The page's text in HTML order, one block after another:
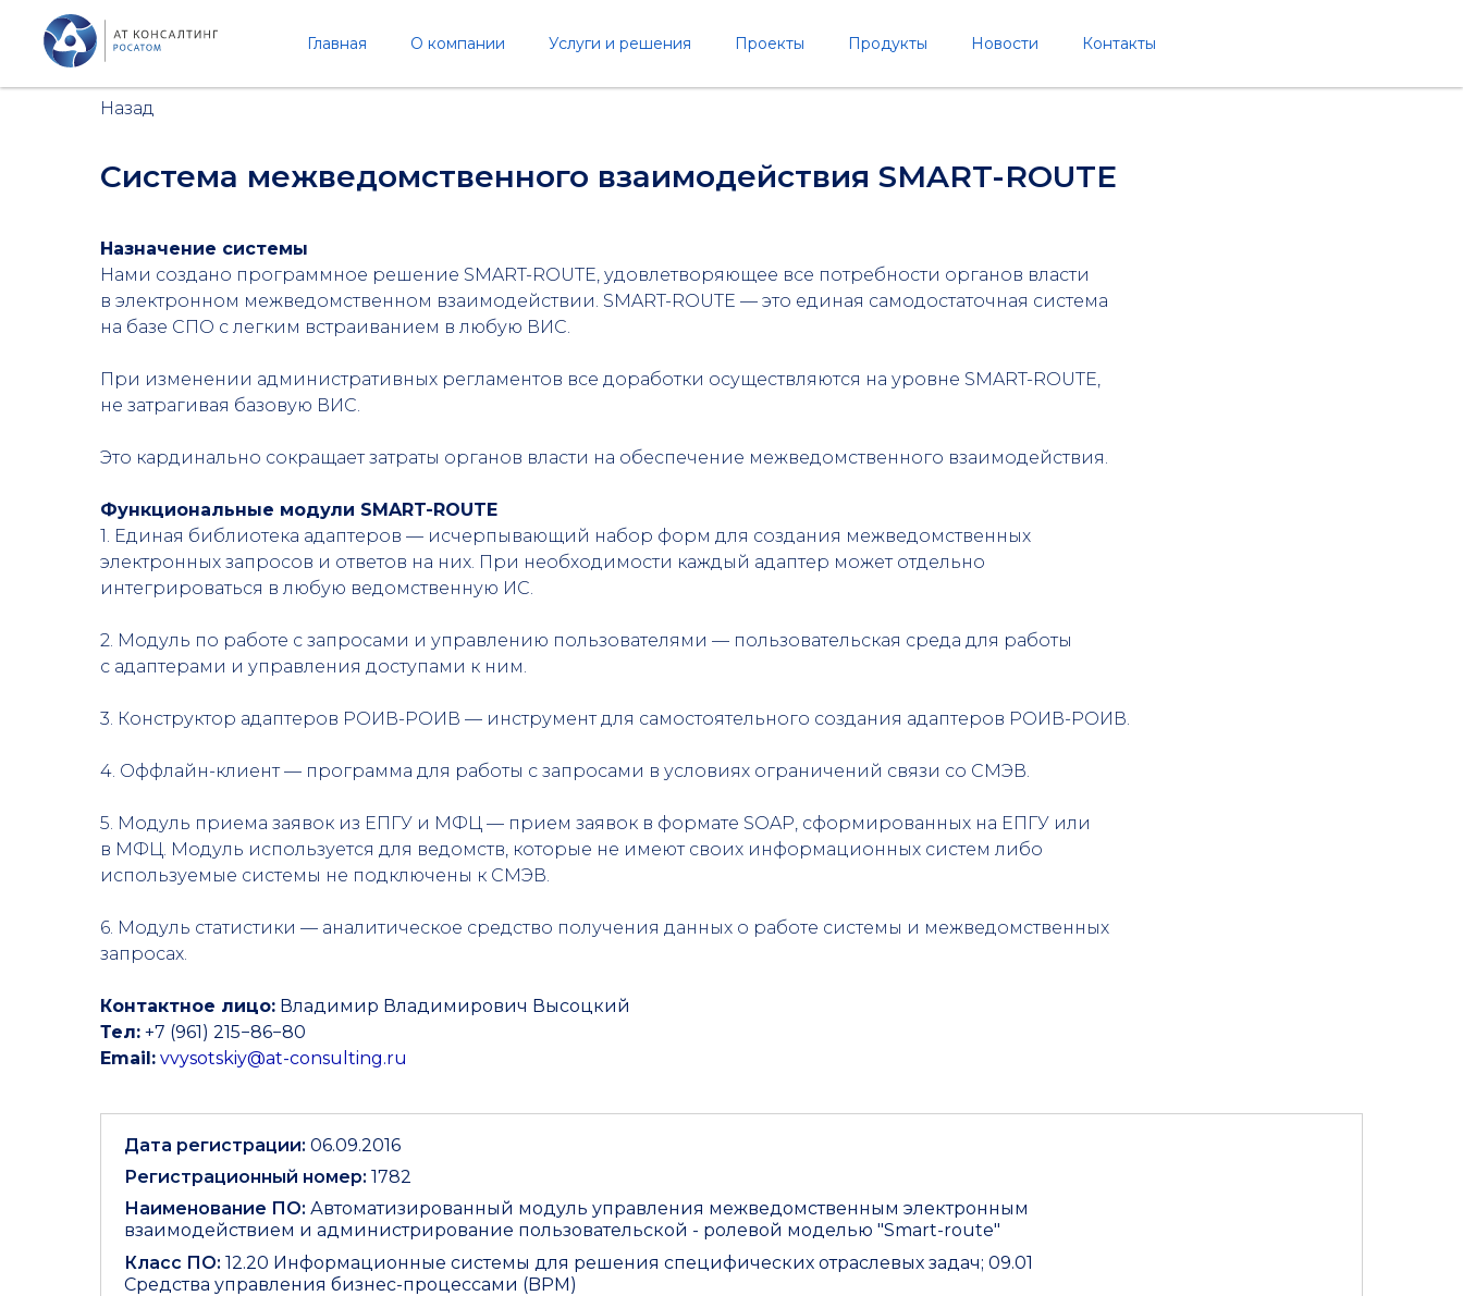
Главная О компании Услуги и решения Проекты Продукты Новости Контакты
Назад
Система межведомственного взаимодействия SMART-ROUTE
Назначение системы
Нами создано программное решение SMART-ROUTE, удовлетворяющее все потребности органов власти
в электронном межведомственном взаимодействии. SMART-ROUTE — это единая самодостаточная система
на базе СПО с легким встраиванием в любую ВИС.
При изменении административных регламентов все доработки осуществляются на уровне SMART-ROUTE,
не затрагивая базовую ВИС.
Это кардинально сокращает затраты органов власти на обеспечение межведомственного взаимодействия.
Функциональные модули SMART-ROUTE
1. Единая библиотека адаптеров — исчерпывающий набор форм для создания межведомственных
электронных запросов и ответов на них. При необходимости каждый адаптер может отдельно
интегрироваться в любую ведомственную ИС.
2. Модуль по работе с запросами и управлению пользователями — пользовательская среда для работы
с адаптерами и управления доступами к ним.
3. Конструктор адаптеров РОИВ-РОИВ — инструмент для самостоятельного создания адаптеров РОИВ-РОИВ.
4. Оффлайн-клиент — программа для работы с запросами в условиях ограничений связи со СМЭВ.
5. Модуль приема заявок из ЕПГУ и МФЦ — прием заявок в формате SOAP, сформированных на ЕПГУ или
в МФЦ. Модуль используется для ведомств, которые не имеют своих информационных систем либо
используемые системы не подключены к СМЭВ.
6. Модуль статистики — аналитическое средство получения данных о работе системы и межведомственных
запросах.
Контактное лицо: Владимир Владимирович Высоцкий
Тел: +7 (961) 215−86−80
Email: vvysotskiy@at-consulting.ru
Класс ПО: 12.20 Информационные системы для решения специфических отраслевых задач; 09.01
Средства управления бизнес-процессами (BPM)
Наименование ПО: Автоматизированный модуль управления межведомственным электронным
взаимодействием и администрирование пользовательской - ролевой моделью "Smart-route"
Регистрационный номер: 1782
Дата регистрации: 06.09.2016